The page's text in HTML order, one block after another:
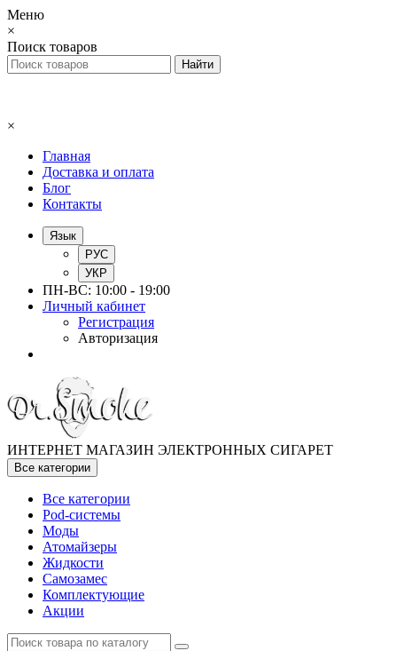
Меню
×
Поиск товаров
×
Главная
Доставка и оплата
Блог
Контакты
Язык
РУС
УКР
ПН-ВС: 10:00 - 19:00
Личный кабинет
Регистрация
Авторизация
ИНТЕРНЕТ МАГАЗИН ЭЛЕКТРОННЫХ СИГАРЕТ
Все категории
Все категории
Pod-системы
Моды
Атомайзеры
Жидкости
Самозамес
Комплектующие
Акции